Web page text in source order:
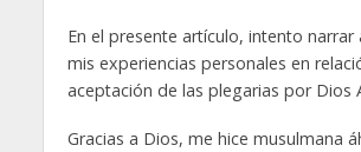
En el presente artículo, intento narrar
mis experiencias personales en
aceptación de las plegarias por Dios
Gracias a Dios, me hice musulmana